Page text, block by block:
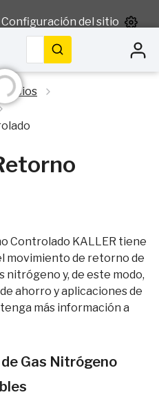
Configuración del sitio
Buscar
Controlado KALLER tiene
movimiento de retorno de
nitrógeno y, de este modo,
ahorro y aplicaciones de
más información a
Gas Nitrógeno